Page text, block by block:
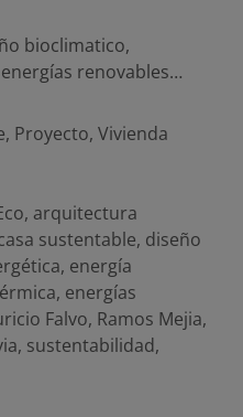
bioclimatico,
renovables…
, Proyecto, Vivienda
, arquitectura
sustentable, diseño
, energía
, energías
Falvo, Ramos Mejia,
, sustentabilidad,